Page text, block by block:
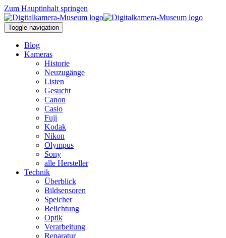
Zum Hauptinhalt springen
Toggle navigation
Blog
Kameras
Historie
Neuzugänge
Listen
Gesucht
Canon
Casio
Fuji
Kodak
Nikon
Olympus
Sony
alle Hersteller
Technik
Überblick
Bildsensoren
Speicher
Belichtung
Optik
Verarbeitung
Reparatur